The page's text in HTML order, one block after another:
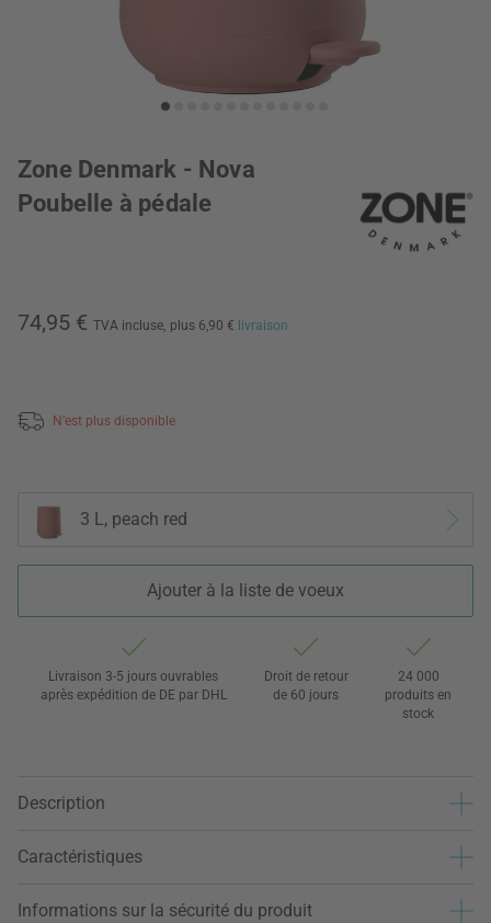
Zone Denmark - Nova
Poubelle à pédale
74,95 € TVA incluse, plus 6,90 € livraison
N’est plus disponible
3 L, peach red
Ajouter à la liste de voeux
Livraison 3-5 jours ouvrables
après expédition de DE par DHL
Droit de retour
de 60 jours
24 000
produits en
stock
Description
Caractéristiques
Informations sur la sécurité du produit